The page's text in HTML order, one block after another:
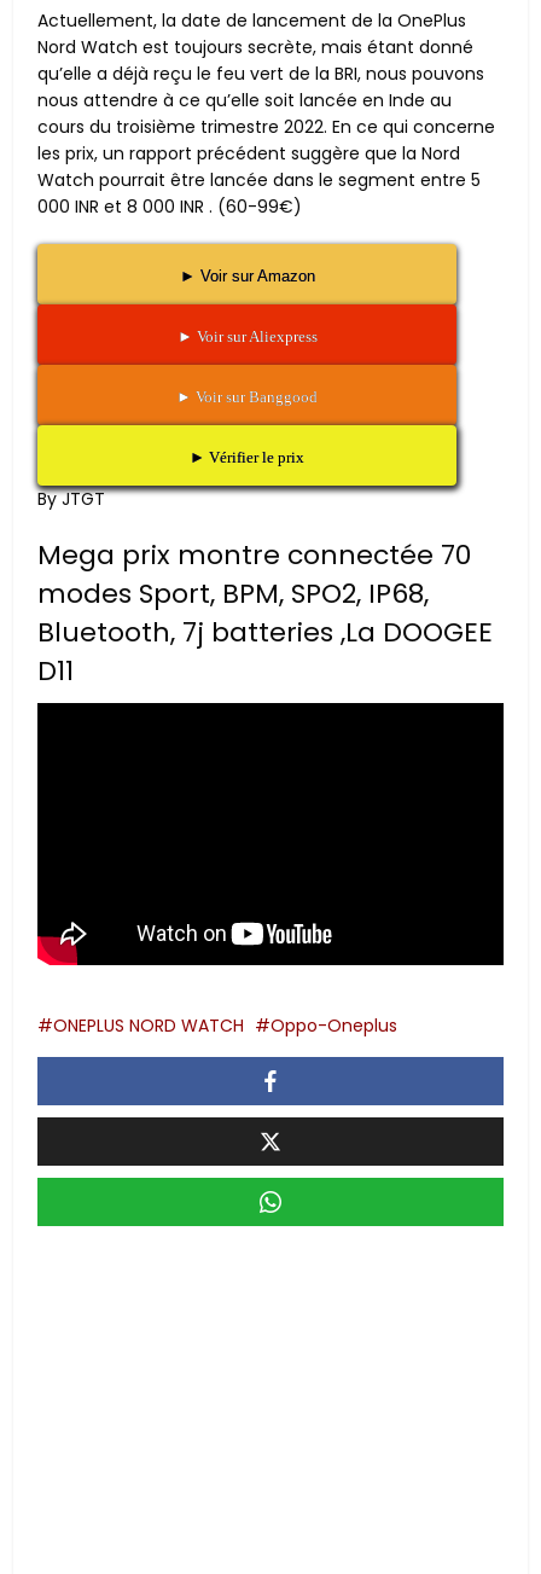
Actuellement, la date de lancement de la OnePlus
Nord Watch est toujours secrète, mais étant donné
qu’elle a déjà reçu le feu vert de la BRI, nous pouvons
nous attendre à ce qu’elle soit lancée en Inde au
cours du troisième trimestre 2022. En ce qui concerne
les prix, un rapport précédent suggère que la Nord
Watch pourrait être lancée dans le segment entre 5
000 INR et 8 000 INR . (60-99€)
► Voir sur Amazon
► Voir sur Aliexpress
► Voir sur Banggood
► Vérifier le prix
By JTGT
Mega prix montre connectée 70
modes Sport, BPM, SPO2, IP68,
Bluetooth, 7j batteries ,La DOOGEE
D11
ONEPLUS NORD WATCH Oppo-Oneplus